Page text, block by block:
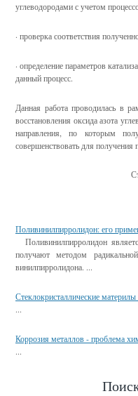
углеводородами с учетом
· проверка соответствия
· определение параметров
данный процесс.
Данная работа проводилась в
восстановления оксида азота
направления, по которым
совершенствовать для получения
Поливинилпирролидон: его
Поливинилпирролидон
получают методом
винилпирролидона. ...
Стеклокристаллические
...
Коррозия металлов - проблема
...